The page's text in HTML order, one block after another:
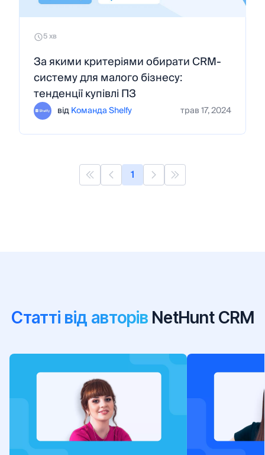
5 хв
За якими критеріями обирати CRM-
систему для малого бізнесу:
тенденції купівлі ПЗ
відКоманда Shelfy трав 17, 2024
1
Статті від авторів NetHunt CRM